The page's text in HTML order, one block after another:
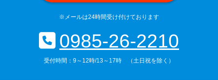
※メールは24時間受け付けております
0985-26-2210
受付時間：9～12時/13～17時 （土日祝を除く）